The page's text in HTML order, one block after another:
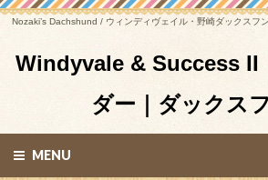
Nozaki’s Dachshund / ウィンディヴェイル・野崎ダックスフ
Windyvale & Success
ダー｜ダックス
MENU